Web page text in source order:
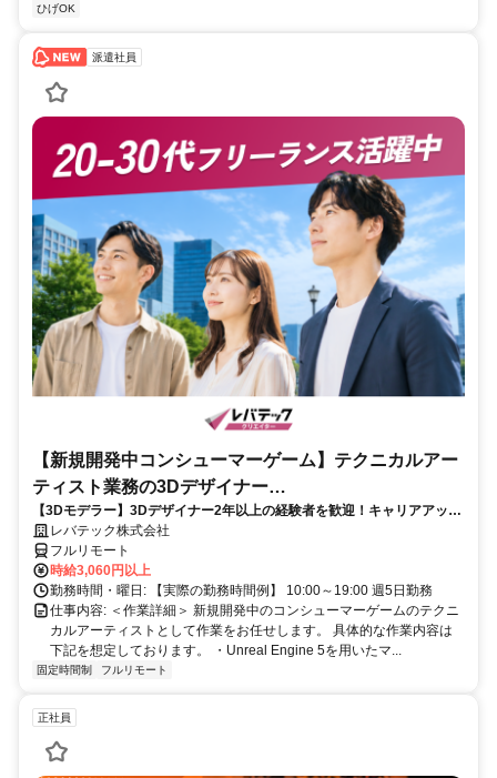
ひげOK
派遣社員
【新規開発中コンシューマーゲーム】テクニカルアー
ティスト業務の3Dデザイナー
_LTCR547867_CP_CRG
【3Dモデラー】3Dデザイナー2年以上の経験者を歓迎！キャリアアップ
を目指したい方も大歓迎♪
レバテック株式会社
フルリモート
時給3,060円以上
勤務時間・曜日: 【実際の勤務時間例】 10:00～19:00 週5日勤務
仕事内容: ＜作業詳細＞ 新規開発中のコンシューマーゲームのテクニ
カルアーティストとして作業をお任せします。 具体的な作業内容は
下記を想定しております。 ・Unreal Engine 5を用いたマ...
固定時間制 フルリモート
正社員